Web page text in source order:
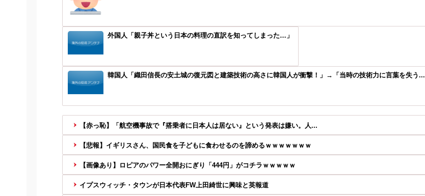
外国人「親子丼という日本の料理の直訳を知ってしまった…」
韓国人「織田信長の安土城の復元図と建築技術の高さに韓国人が衝撃！」→「当時の技術力に言葉を失う...
【赤っ恥】「航空機事故で『搭乗者に日本人は居ない』という発表は嫌い。人...
【悲報】イギリスさん、国民食を子どもに食わせるのを諦めるｗｗｗｗｗｗｗ
【画像あり】ロピアのパワー全開おにぎり「444円」がコチラｗｗｗｗｗ
イプスウィッチ・タウンが日本代表FW上田綺世に興味と英報道